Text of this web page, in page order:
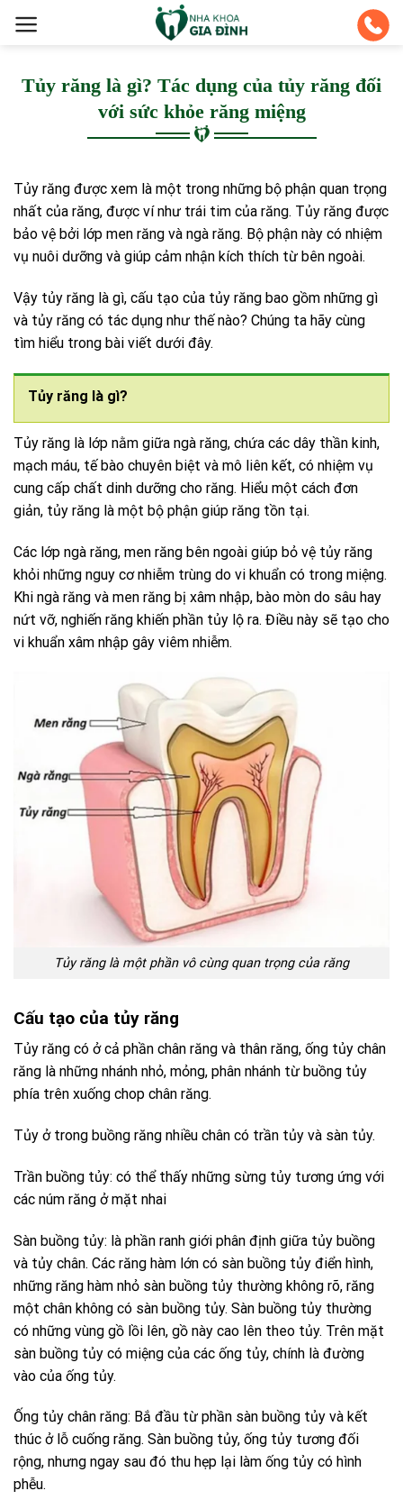
Tủy răng là gì? Tác dụng của tủy răng đối
với sức khỏe răng miệng
Tủy răng được xem là một trong những bộ phận quan trọng
nhất của răng, được ví như trái tim của răng. Tủy răng được
bảo vệ bởi lớp men răng và ngà răng. Bộ phận này có nhiệm
vụ nuôi dưỡng và giúp cảm nhận kích thích từ bên ngoài.
Vậy tủy răng là gì, cấu tạo của tủy răng bao gồm những gì
và tủy răng có tác dụng như thế nào? Chúng ta hãy cùng
tìm hiểu trong bài viết dưới đây.
Tủy răng là gì?
Tủy răng là lớp nằm giữa ngà răng, chứa các dây thần kinh,
mạch máu, tế bào chuyên biệt và mô liên kết, có nhiệm vụ
cung cấp chất dinh dưỡng cho răng. Hiểu một cách đơn
giản, tủy răng là một bộ phận giúp răng tồn tại.
Các lớp ngà răng, men răng bên ngoài giúp bỏ vệ tủy răng
khỏi những nguy cơ nhiễm trùng do vi khuẩn có trong miệng.
Khi ngà răng và men răng bị xâm nhập, bào mòn do sâu hay
nứt vỡ, nghiến răng khiến phần tủy lộ ra. Điều này sẽ tạo cho
vi khuẩn xâm nhập gây viêm nhiễm.
Tủy răng là một phần vô cùng quan trọng của răng
Cấu tạo của tủy răng
Tủy răng có ở cả phần chân răng và thân răng, ống tủy chân
răng là những nhánh nhỏ, mỏng, phân nhánh từ buồng tủy
phía trên xuống chop chân răng.
Tủy ở trong buồng răng nhiều chân có trần tủy và sàn tủy.
Trần buồng tủy: có thể thấy những sừng tủy tương ứng với
các núm răng ở mặt nhai
Sàn buồng tủy: là phần ranh giới phân định giữa tủy buồng
và tủy chân. Các răng hàm lớn có sàn buồng tủy điển hình,
những răng hàm nhỏ sàn buồng tủy thường không rõ, răng
một chân không có sàn buồng tủy. Sàn buồng tủy thường
có những vùng gồ lồi lên, gồ này cao lên theo tủy. Trên mặt
sàn buồng tủy có miệng của các ống tủy, chính là đường
vào của ống tủy.
Ống tủy chân răng: Bắ đầu từ phần sàn buồng tủy và kết
thúc ở lỗ cuống răng. Sàn buồng tủy, ống tủy tương đối
rộng, nhưng ngay sau đó thu hẹp lại làm ống tủy có hình
phễu.